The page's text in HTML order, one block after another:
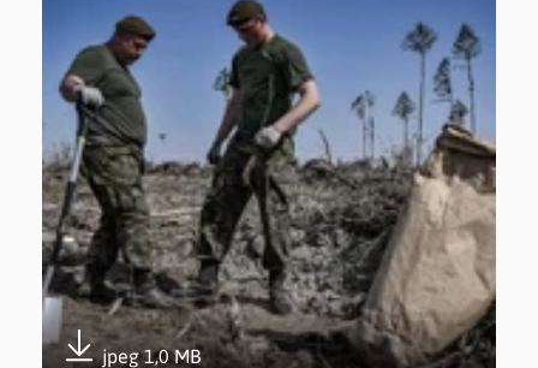
jpeg 1,0 MB